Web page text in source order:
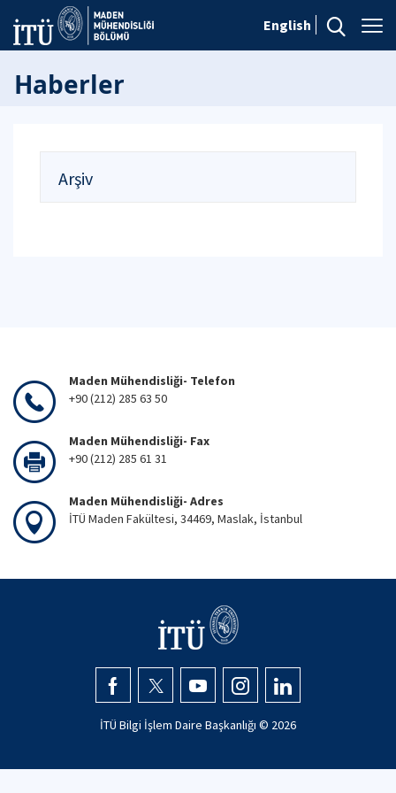
English
Haberler
Arşiv
Maden Mühendisliği- Telefon
+90 (212) 285 63 50
Maden Mühendisliği- Fax
+90 (212) 285 61 31
Maden Mühendisliği- Adres
İTÜ Maden Fakültesi, 34469, Maslak, İstanbul
İTÜ Bilgi İşlem Daire Başkanlığı © 2026